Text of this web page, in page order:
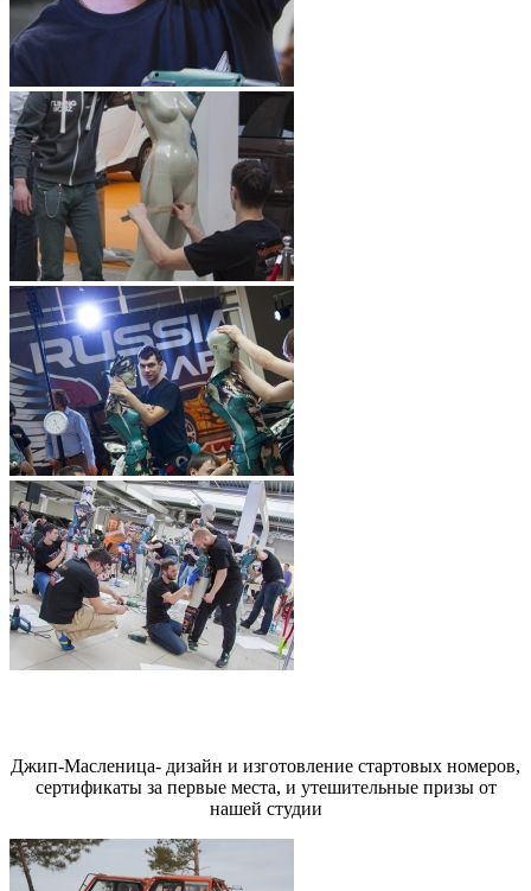
Джип-Масленица- дизайн и изготовление стартовых номеров,
сертификаты за первые места, и утешительные призы от
нашей студии